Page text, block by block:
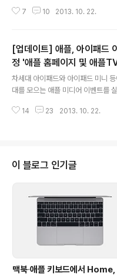
지 대문은 고운 빛깔로 치장한 행사
맥북프로, 애플의 데스크탑 기함 '맥
데스크톱 운영체제 OS X 매버릭스
각종 소프트웨어 리뉴얼까지…아주
쳐질 것 같습니다 :-) 참조 •
글 • 2013 애플 '아이패드' 미디어
이트 모음. '아이패드 5, 아이패드 미
7 10 2013. 10. 22.
[업데이트] 애플, 아이패드
정 '애플 홈페이지 및 애플
차세대 아이패드와 아이패드 미니
대를 모으는 애플 미디어 이벤트를
추가되었습니다. 행사가 시작할 무렵
튠즈 '미국계정'으로 접속해 보시기
소식을 접한 맥 유저들의 반응 ▼ 이
준시로 22일 오전 10시, 한국 시각
에 시작합니다. 애플이 생중계 영상
개로 여러 언론매체와 블로그들이 실
예정이니 참고하시기 바랍니다. →
14 23 2013. 10. 22.
이 블로그 인기글
맥북∙애플 키보드에서